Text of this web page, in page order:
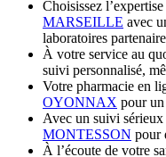
Choisissez
MARSEILLE avec
laboratoires
À votre service au
suivi personnalisé,
Votre pharmacie en
OYONNAX pour un
Avec un suivi
MONTESSON pour
À l’écoute de votre